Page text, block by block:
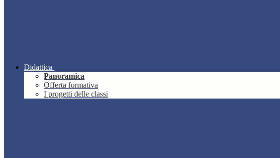
Didattica
Panoramica
Offerta formativa
I progetti delle classi